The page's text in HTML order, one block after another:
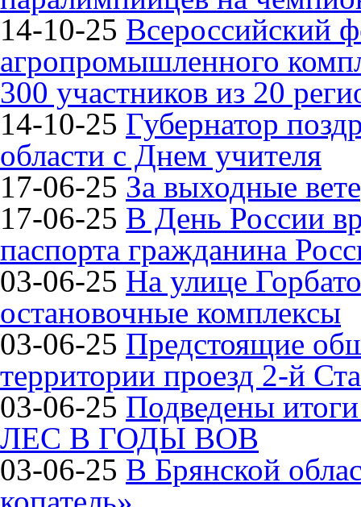
14-10-25 Всероссийский
агропромышленного
300 участников из 20
14-10-25 Губернатор
области с Днем учителя
17-06-25 За выходные
17-06-25 В День России
паспорта гражданина
03-06-25 На улице
остановочные комплексы
03-06-25 Предстоящие
территории проезд 2-й
03-06-25 Подведены
ЛЕС В ГОДЫ ВОВ
03-06-25 В Брянской